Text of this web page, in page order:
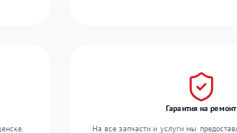
Гарантия на ремонт
На все запчасти и услуги мы